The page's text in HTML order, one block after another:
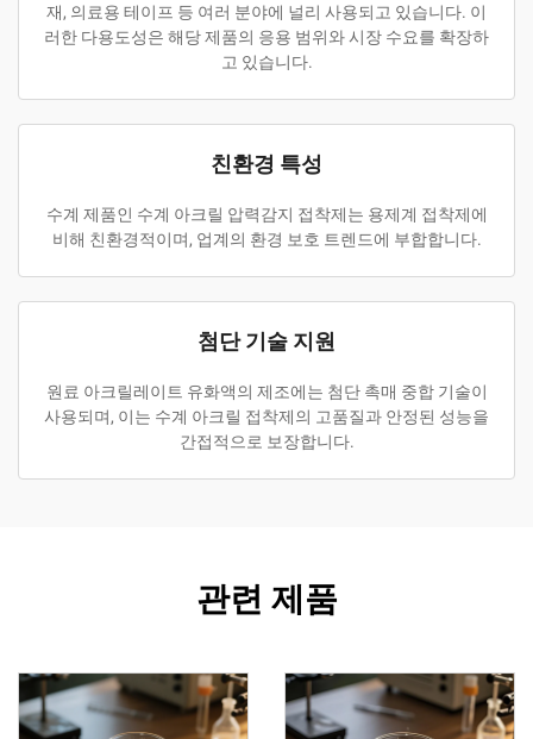
재, 의료용 테이프 등 여러 분야에 널리 사용되고 있습니다. 이
러한 다용도성은 해당 제품의 응용 범위와 시장 수요를 확장하
고 있습니다.
친환경 특성
수계 제품인 수계 아크릴 압력감지 접착제는 용제계 접착제에
비해 친환경적이며, 업계의 환경 보호 트렌드에 부합합니다.
첨단 기술 지원
원료 아크릴레이트 유화액의 제조에는 첨단 촉매 중합 기술이
사용되며, 이는 수계 아크릴 접착제의 고품질과 안정된 성능을
간접적으로 보장합니다.
관련 제품